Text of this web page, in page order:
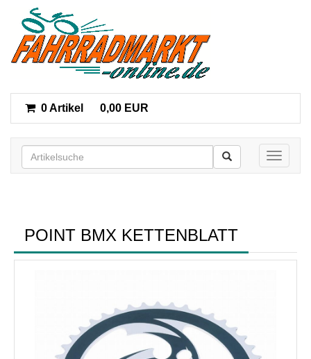
0 Artikel 0,00 EUR
Toggle
POINT BMX KETTENBLATT